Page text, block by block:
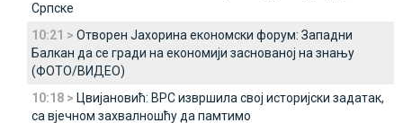
Српске
10:21 > Отворен Јахорина економски форум: Западни
Балкан да се гради на економији заснованој на знању
(ФОТО/ВИДЕО)
10:18 > Цвијановић: ВРС извршила свој историјски задатак,
са вјечном захвалношћу да памтимо